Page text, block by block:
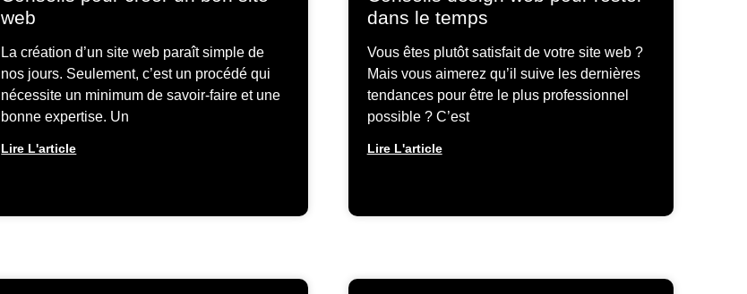
web
La création d’un site web paraît simple de
nos jours. Seulement, c’est un procédé qui
nécessite un minimum de savoir-faire et une
bonne expertise. Un
Lire L'article
dans le temps
Vous êtes plutôt satisfait de votre site web ?
Mais vous aimerez qu’il suive les dernières
tendances pour être le plus professionnel
possible ? C’est
Lire L'article